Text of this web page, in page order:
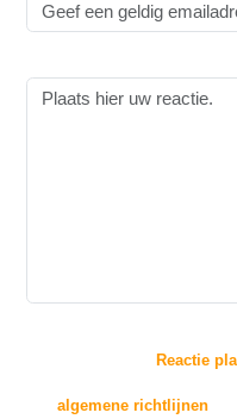
Door op de knop "Reactie
algemene richtlijnen